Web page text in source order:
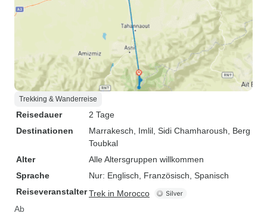
Trekking & Wanderreise
Reisedauer
2 Tage
Destinationen
Marrakesch , Imlil , Sidi Chamharoush , Berg
Toubkal
Alter
Alle Altersgruppen willkommen
Sprache
Nur: Englisch, Französisch, Spanisch
ReiseveranstalterTrek in Morocco
Ab